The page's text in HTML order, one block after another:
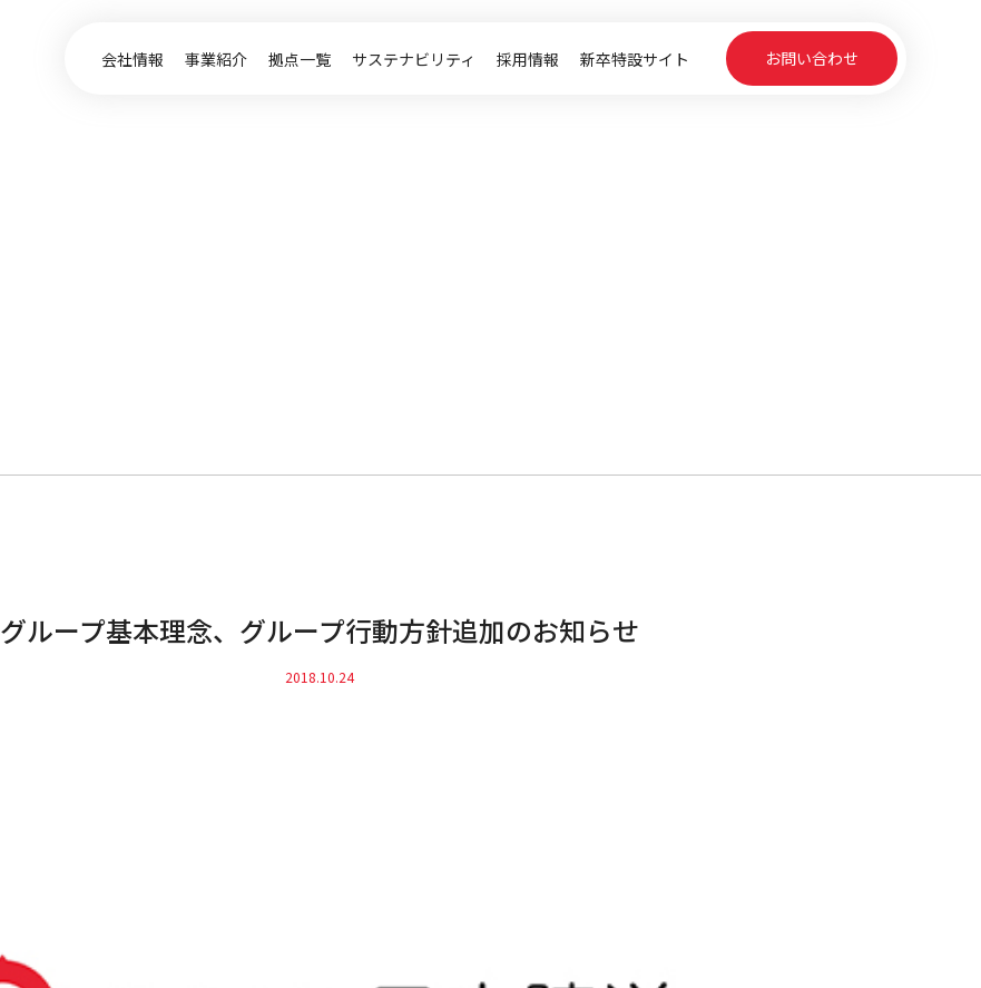
会社情報 事業紹介 拠点一覧 サステナビリティ 採用情報 新卒特設サイト お問い合わせ
グループ基本理念、グループ行動方針追加のお知らせ
2018.10.24